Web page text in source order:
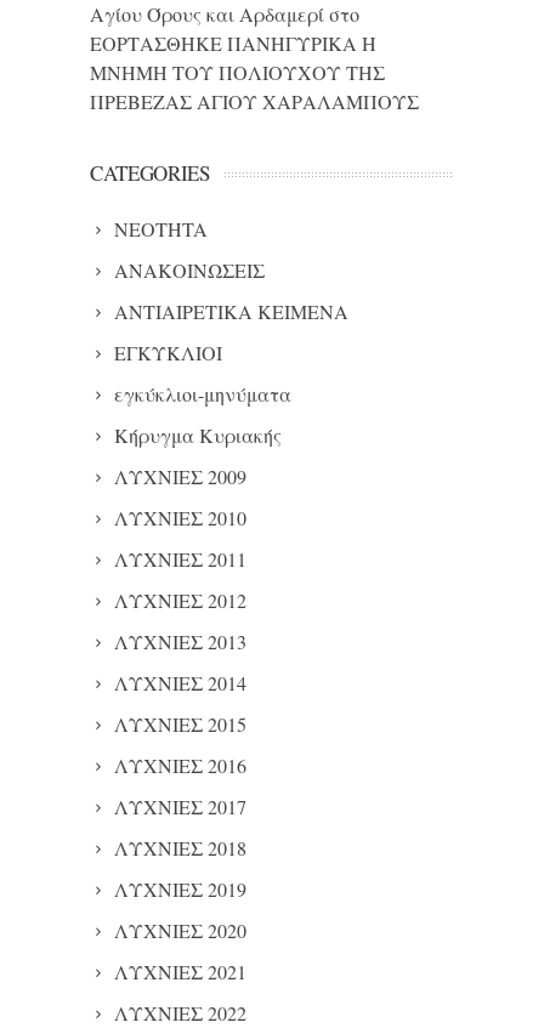
Αγίου Όρους και Αρδαμερίστο
ΕΟΡΤΑΣΘΗΚΕ ΠΑΝΗΓΥΡΙΚΑ Η
ΜΝΗΜΗ ΤΟΥ ΠΟΛΙΟΥΧΟΥ ΤΗΣ
ΠΡΕΒΕΖΑΣ ΑΓΙΟΥ ΧΑΡΑΛΑΜΠΟΥΣ
CATEGORIES
NEOTHTA
ΑΝΑΚΟΙΝΩΣΕΙΣ
ΑΝΤΙΑΙΡΕΤΙΚΑ ΚΕΙΜΕΝΑ
ΕΓΚΥΚΛΙΟΙ
εγκύκλιοι-μηνύματα
Κήρυγμα Κυριακής
ΛΥΧΝΙΕΣ 2009
ΛΥΧΝΙΕΣ 2010
ΛΥΧΝΙΕΣ 2011
ΛΥΧΝΙΕΣ 2012
ΛΥΧΝΙΕΣ 2013
ΛΥΧΝΙΕΣ 2014
ΛΥΧΝΙΕΣ 2015
ΛΥΧΝΙΕΣ 2016
ΛΥΧΝΙΕΣ 2017
ΛΥΧΝΙΕΣ 2018
ΛΥΧΝΙΕΣ 2019
ΛΥΧΝΙΕΣ 2020
ΛΥΧΝΙΕΣ 2021
ΛΥΧΝΙΕΣ 2022